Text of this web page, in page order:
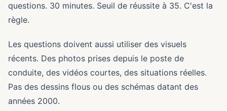
questions. 30 minutes. Seuil de réussite à 35. C'est la
règle.
Les questions doivent aussi utiliser des visuels
récents. Des photos prises depuis le poste de
conduite, des vidéos courtes, des situations réelles.
Pas des dessins flous ou des schémas datant des
années 2000.